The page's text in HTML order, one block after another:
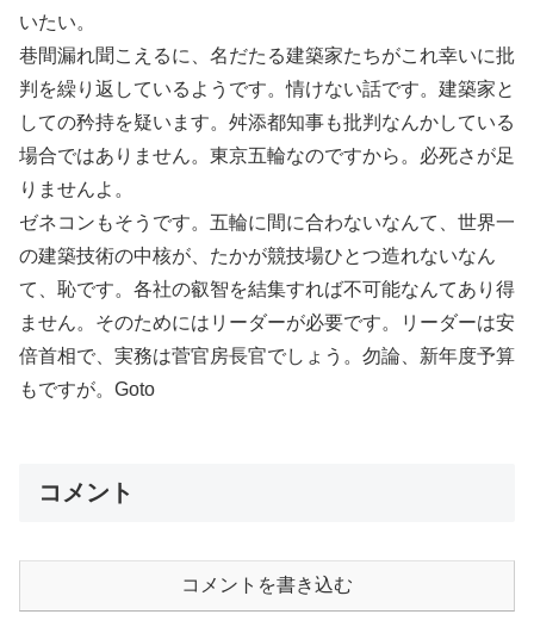
いたい。
巷間漏れ聞こえるに、名だたる建築家たちがこれ幸いに批
判を繰り返しているようです。情けない話です。建築家と
しての矜持を疑います。舛添都知事も批判なんかしている
場合ではありません。東京五輪なのですから。必死さが足
りませんよ。
ゼネコンもそうです。五輪に間に合わないなんて、世界一
の建築技術の中核が、たかが競技場ひとつ造れないなん
て、恥です。各社の叡智を結集すれば不可能なんてあり得
ません。そのためにはリーダーが必要です。リーダーは安
倍首相で、実務は菅官房長官でしょう。勿論、新年度予算
もですが。Goto
コメント
コメントを書き込む